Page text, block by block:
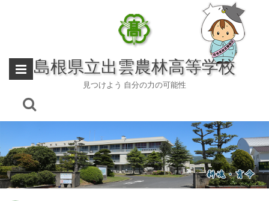
島根県立出雲農林高等学校
見つけよう 自分の力の可能性